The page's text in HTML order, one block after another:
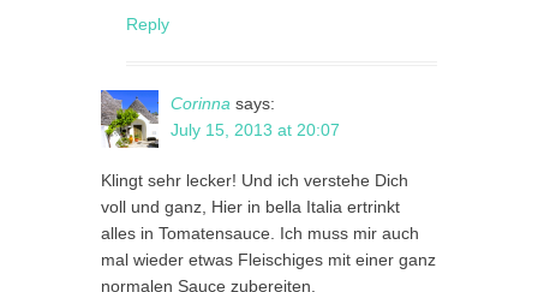
Reply
Corinna says:
July 15, 2013 at 20:07
Klingt sehr lecker! Und ich verstehe Dich
voll und ganz, Hier in bella Italia ertrinkt
alles in Tomatensauce. Ich muss mir auch
mal wieder etwas Fleischiges mit einer ganz
normalen Sauce zubereiten.